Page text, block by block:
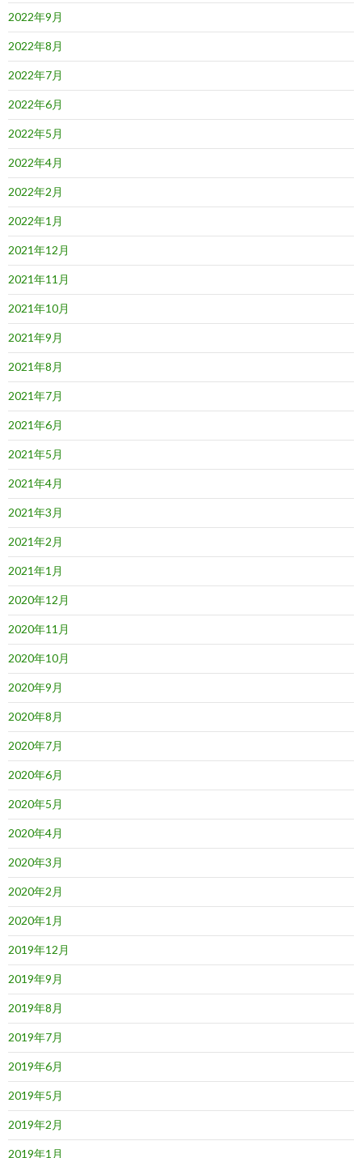
2022年9月
2022年8月
2022年7月
2022年6月
2022年5月
2022年4月
2022年2月
2022年1月
2021年12月
2021年11月
2021年10月
2021年9月
2021年8月
2021年7月
2021年6月
2021年5月
2021年4月
2021年3月
2021年2月
2021年1月
2020年12月
2020年11月
2020年10月
2020年9月
2020年8月
2020年7月
2020年6月
2020年5月
2020年4月
2020年3月
2020年2月
2020年1月
2019年12月
2019年9月
2019年8月
2019年7月
2019年6月
2019年5月
2019年2月
2019年1月